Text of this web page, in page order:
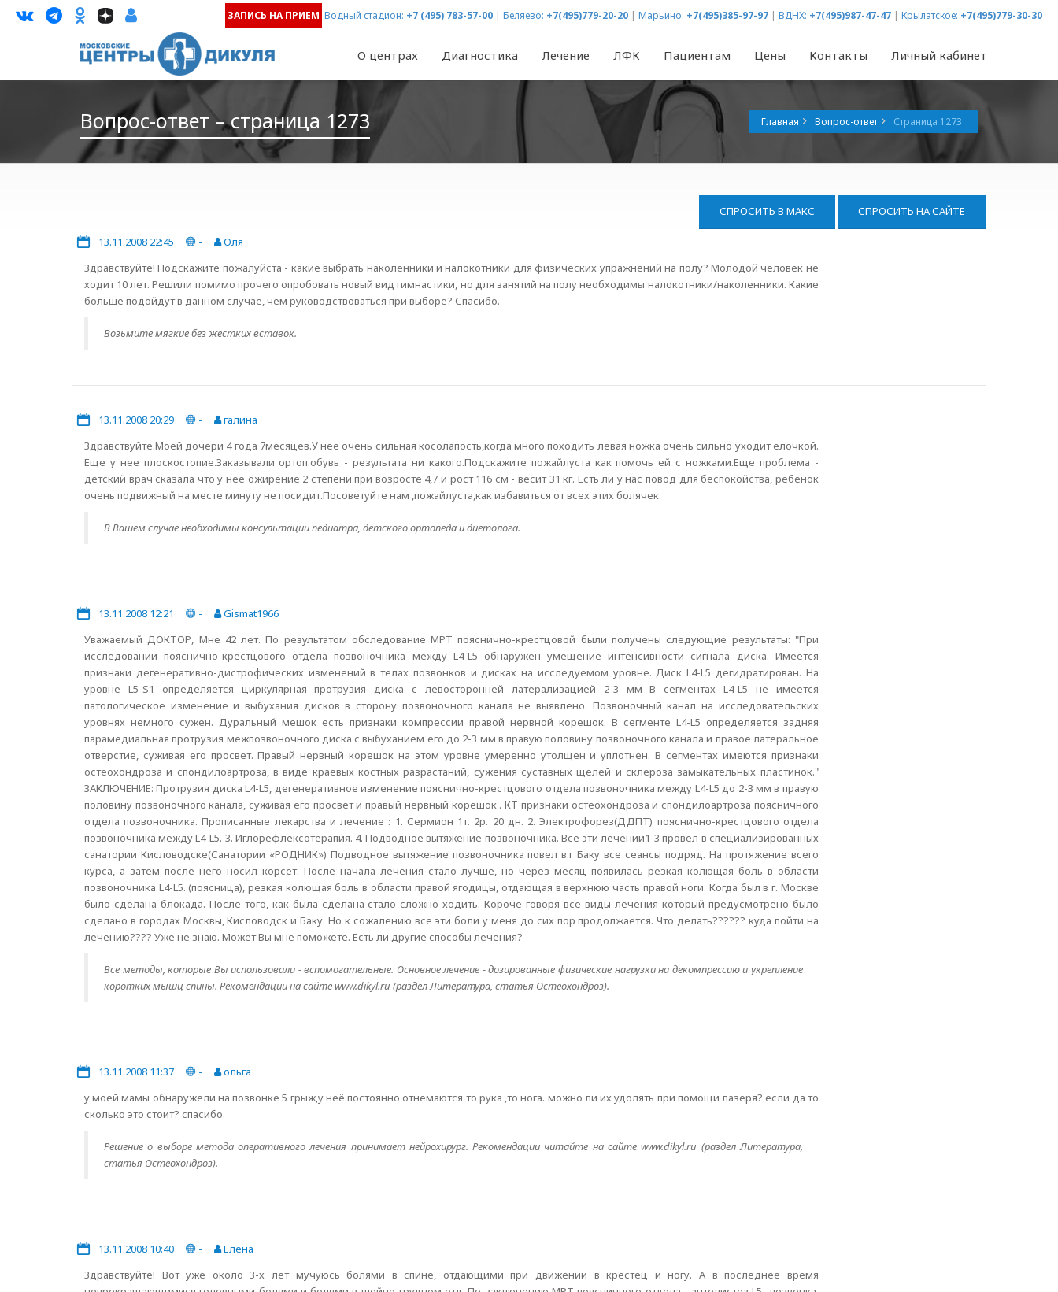
ЗАПИСЬ НА ПРИЕМ Водный стадион: +7 (495) 783-57-00 | Беляево: +7(495)779-20-20 | Марьино: +7(495)385-97-97 | ВДНХ: +7(495)987-47-47 | Крылатское: +7(495)779-30-30
О центрах Диагностика Лечение ЛФК Пациентам Цены Контакты Личный кабинет
Вопрос-ответ – страница 1273 Главная Вопрос-ответ Страница 1273
СПРОСИТЬ В МАКС СПРОСИТЬ НА САЙТЕ
13.11.2008 22:45 -
Оля
Здравствуйте! Подскажите пожалуйста - какие выбрать наколенники и налокотники для физических упражнений на полу? Молодой человек не
ходит 10 лет. Решили помимо прочего опробовать новый вид гимнастики, но для занятий на полу необходимы налокотники/наколенники. Какие
больше подойдут в данном случае, чем руководствоваться при выборе? Спасибо.
Возьмите мягкие без жестких вставок.
13.11.2008 20:29 -
галина
Здравствуйте.Моей дочери 4 года 7месяцев.У нее очень сильная косолапость,когда много походить левая ножка очень сильно уходит елочкой.
Еще у нее плоскостопие.Заказывали ортоп.обувь - результата ни какого.Подскажите пожайлуста как помочь ей с ножками.Еще проблема -
детский врач сказала что у нее ожирение 2 степени при возросте 4,7 и рост 116 см - весит 31 кг. Есть ли у нас повод для беспокойства, ребенок
очень подвижный на месте минуту не посидит.Посоветуйте нам ,пожайлуста,как избавиться от всех этих болячек.
В Вашем случае необходимы консультации педиатра, детского ортопеда и диетолога.
13.11.2008 12:21 -
Gismat1966
Уважаемый ДОКТОР, Мне 42 лет. По результатом обследование МРТ пояснично-крестцовой были получены следующие результаты: "При
исследовании пояснично-крестцового отдела позвоночника между L4-L5 обнаружен умещение интенсивности сигнала диска. Имеется
признаки дегенеративно-дистрофических изменений в телах позвонков и дисках на исследуемом уровне. Диск L4-L5 дегидратирован. На
уровне L5-S1 определяется циркулярная протрузия диска с левосторонней латерализацией 2-3 мм В сегментах L4-L5 не имеется
патологическое изменение и выбухания дисков в сторону позвоночного канала не выявлено. Позвоночный канал на исследовательских
уровнях немного сужен. Дуральный мешок есть признаки компрессии правой нервной корешок. В сегменте L4-L5 определяется задняя
парамедиальная протрузия межпозвоночного диска с выбуханием его до 2-3 мм в правую половину позвоночного канала и правое латеральное
отверстие, суживая его просвет. Правый нервный корешок на этом уровне умеренно утолщен и уплотнен. В сегментах имеются признаки
остеохондроза и спондилоартроза, в виде краевых костных разрастаний, сужения суставных щелей и склероза замыкательных пластинок."
ЗАКЛЮЧЕНИЕ: Протрузия диска L4-L5, дегенеративное изменение пояснично-крестцового отдела позвоночника между L4-L5 до 2-3 мм в правую
половину позвоночного канала, суживая его просвет и правый нервный корешок . КТ признаки остеохондроза и спондилоартроза поясничного
отдела позвоночника. Прописанные лекарства и лечение : 1. Сермион 1т. 2р. 20 дн. 2. Электрофорез(ДДПТ) пояснично-крестцового отдела
позвоночника между L4-L5. 3. Иглорефлексотерапия. 4. Подводное вытяжение позвоночника. Все эти лечении1-3 провел в специализированных
санатории Кисловодске(Санатории «РОДНИК») Подводное вытяжение позвоночника повел в.г Баку все сеансы подряд. На протяжение всего
курса, а затем после него носил корсет. После начала лечения стало лучше, но через месяц появилась резкая колющая боль в области
позвоночника L4-L5. (поясница), резкая колющая боль в области правой ягодицы, отдающая в верхнюю часть правой ноги. Когда был в г. Москве
было сделана блокада. После того, как была сделана стало сложно ходить. Короче говоря все виды лечения который предусмотрено было
сделано в городах Москвы, Кисловодск и Баку. Но к сожалению все эти боли у меня до сих пор продолжается. Что делать?????? куда пойти на
лечению???? Уже не знаю. Может Вы мне поможете. Есть ли другие способы лечения?
Все методы, которые Вы использовали - вспомогательные. Основное лечение - дозированные физические нагрузки на декомпрессию и укрепление
коротких мышц спины. Рекомендации на сайте www.dikyl.ru (раздел Литература, статья Остеохондроз).
13.11.2008 11:37 -
ольга
у моей мамы обнаружели на позвонке 5 грыж,у неё постоянно отнемаются то рука ,то нога. можно ли их удолять при помощи лазеря? если да то
сколько это стоит? спасибо.
Решение о выборе метода оперативного лечения принимает нейрохирург. Рекомендации читайте на сайте www.dikyl.ru (раздел Литература,
статья Остеохондроз).
13.11.2008 10:40 -
Елена
Здравствуйте! Вот уже около 3-х лет мучуюсь болями в спине, отдающими при движении в крестец и ногу. А в последнее время